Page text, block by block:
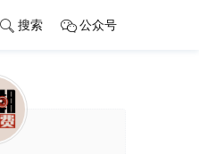
搜索 公众号